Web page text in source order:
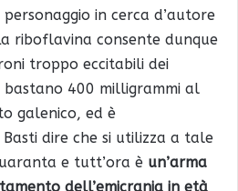
in cerca d’autore
riboflavina consente dunque
troppo eccitabili dei
bastano 400 milligrammi al
galenico, ed è
dire che si utilizza a tale
e tutt’ora è un’arma
dell’emicrania in età